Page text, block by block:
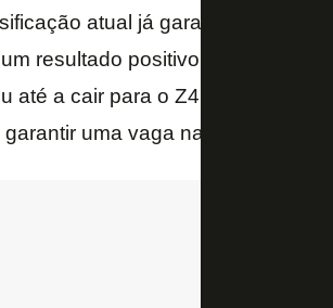
atual já garantiria ao time
resultado positivo após um
até a cair para o Z4. No entanto,
uma vaga na próxima pré-